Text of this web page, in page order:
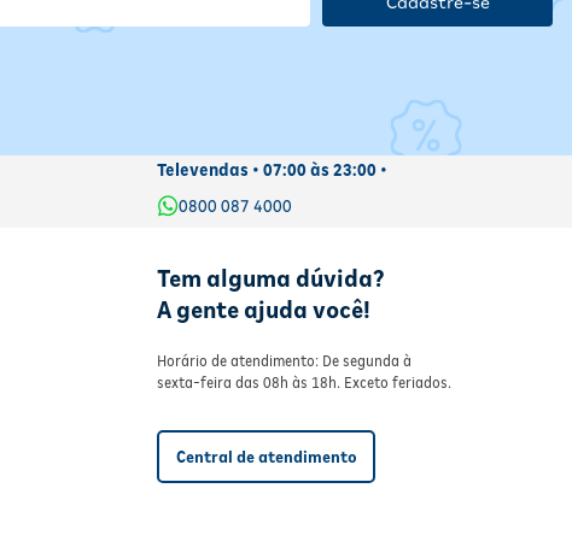
Televendas • 07:00 às 23:00 •
0800 087 4000
Tem alguma dúvida?
A gente ajuda você!
Horário de atendimento: De segunda à
sexta-feira das 08h às 18h. Exceto feriados.
Central de atendimento